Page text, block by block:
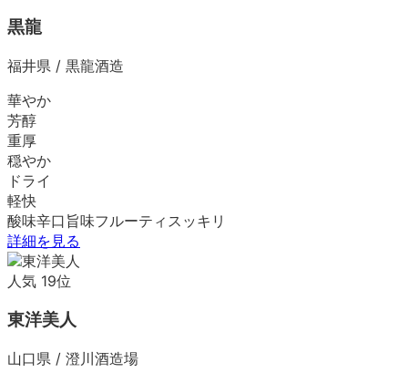
黒龍
福井県 / 黒龍酒造
華やか
芳醇
重厚
穏やか
ドライ
軽快
酸味辛口 旨味フルーティ スッキリ
詳細を見る
人気 19位
東洋美人
山口県 / 澄川酒造場